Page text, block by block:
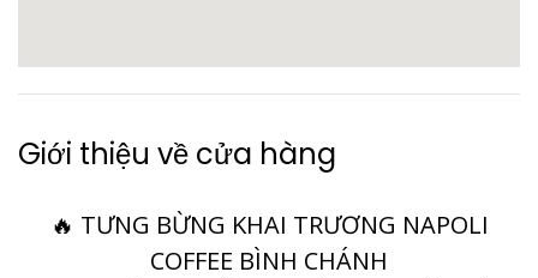
Giới thiệu về cửa hàng
🔥 TƯNG BỪNG KHAI TRƯƠNG NAPOLI
COFFEE BÌNH CHÁNH